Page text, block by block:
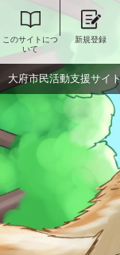
このサイトにつ
いて
新規登録
大府市民活動支援サイ